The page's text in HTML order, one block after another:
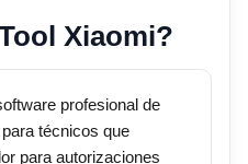
Xiaomi?
profesional de
técnicos que
para autorizaciones